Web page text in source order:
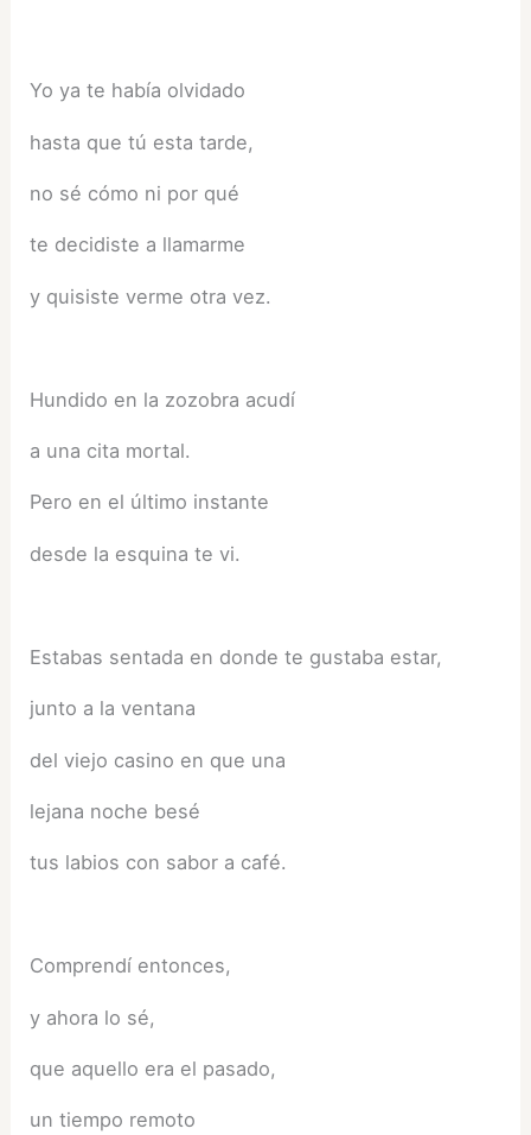
Yo ya te había olvidado
hasta que tú esta tarde,
no sé cómo ni por qué
te decidiste a llamarme
y quisiste verme otra vez.
Hundido en la zozobra acudí
a una cita mortal.
Pero en el último instante
desde la esquina te vi.
Estabas sentada en donde te gustaba estar,
junto a la ventana
del viejo casino en que una
lejana noche besé
tus labios con sabor a café.
Comprendí entonces,
y ahora lo sé,
que aquello era el pasado,
un tiempo remoto